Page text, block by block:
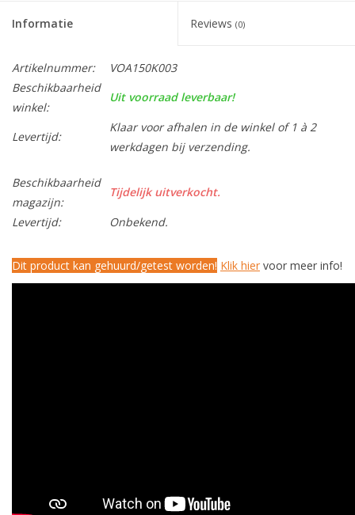
Informatie Reviews (0)
Artikelnummer:
VOA150K003
Beschikbaarheid
winkel:
Uit voorraad leverbaar!
Levertijd:
Klaar voor afhalen in de winkel of 1 à 2
werkdagen bij verzending.
Beschikbaarheid
magazijn:
Tijdelijk uitverkocht.
Levertijd:
Onbekend.
Dit product kan gehuurd/getest worden! Klik hier voor meer info!